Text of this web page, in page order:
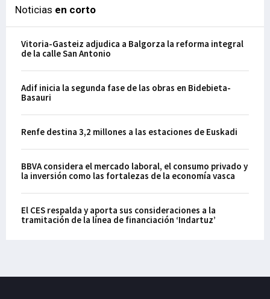
Noticias en corto
Vitoria-Gasteiz adjudica a Balgorza la reforma integral
de la calle San Antonio
Adif inicia la segunda fase de las obras en Bidebieta-
Basauri
Renfe destina 3,2 millones a las estaciones de Euskadi
BBVA considera el mercado laboral, el consumo privado y
la inversión como las fortalezas de la economía vasca
El CES respalda y aporta sus consideraciones a la
tramitación de la línea de financiación ‘Indartuz’